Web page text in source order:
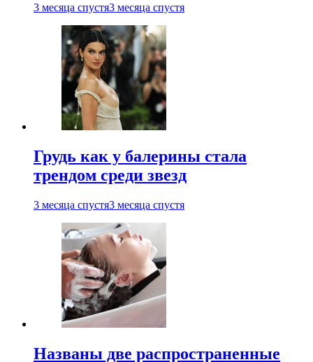
3 месяца спустя3 месяца спустя
Грудь как у балерины стала
трендом среди звезд
3 месяца спустя3 месяца спустя
Названы две распространенные